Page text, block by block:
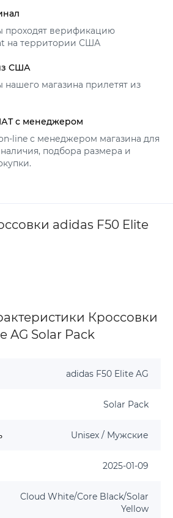
проходят верификацию
на территории США
США
нашего магазина прилетят из
с менеджером
line с менеджером магазина для
подбора размера и
adidas F50 Elite
Кроссовки
AG Solar Pack
adidas F50 Elite AG
Solar Pack
Unisex / Мужские
2025-01-09
Cloud White/Core Black/Solar
Yellow